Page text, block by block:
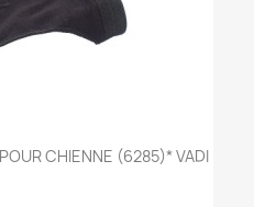
CHIENNE (6285)* VADI